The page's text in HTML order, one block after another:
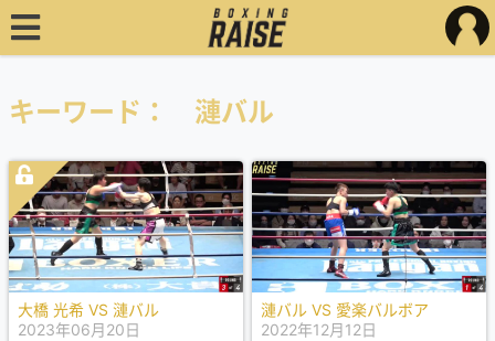
キーワード： 漣バル
大橋 光希 VS 漣バル
2023年06月20日
漣バル VS 愛楽バルボア
2022年12月12日